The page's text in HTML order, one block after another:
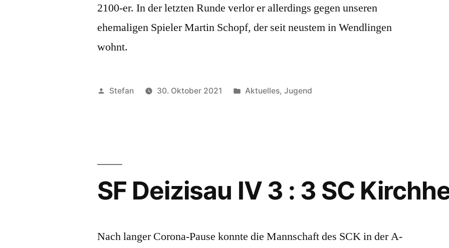
2100-er. In der letzten Runde verlor er allerdings gegen unseren
ehemaligen Spieler Martin Schopf, der seit neustem in Wendlingen
wohnt.
Veröffentlicht
Stefan 30. Oktober 2021
Veröffentlicht
Aktuelles, Jugend
SF Deizisau IV 3 : 3 SC
Nach langer Corona-Pause konnte die Mannschaft des SCK in der A-